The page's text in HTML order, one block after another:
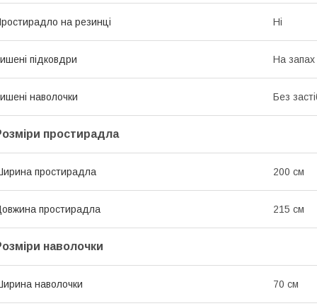
на резинці Ні
підковдри На запах
наволочки Без
простирадла
простирадла 200 см
простирадла 215 см
наволочки
наволочки 70 см